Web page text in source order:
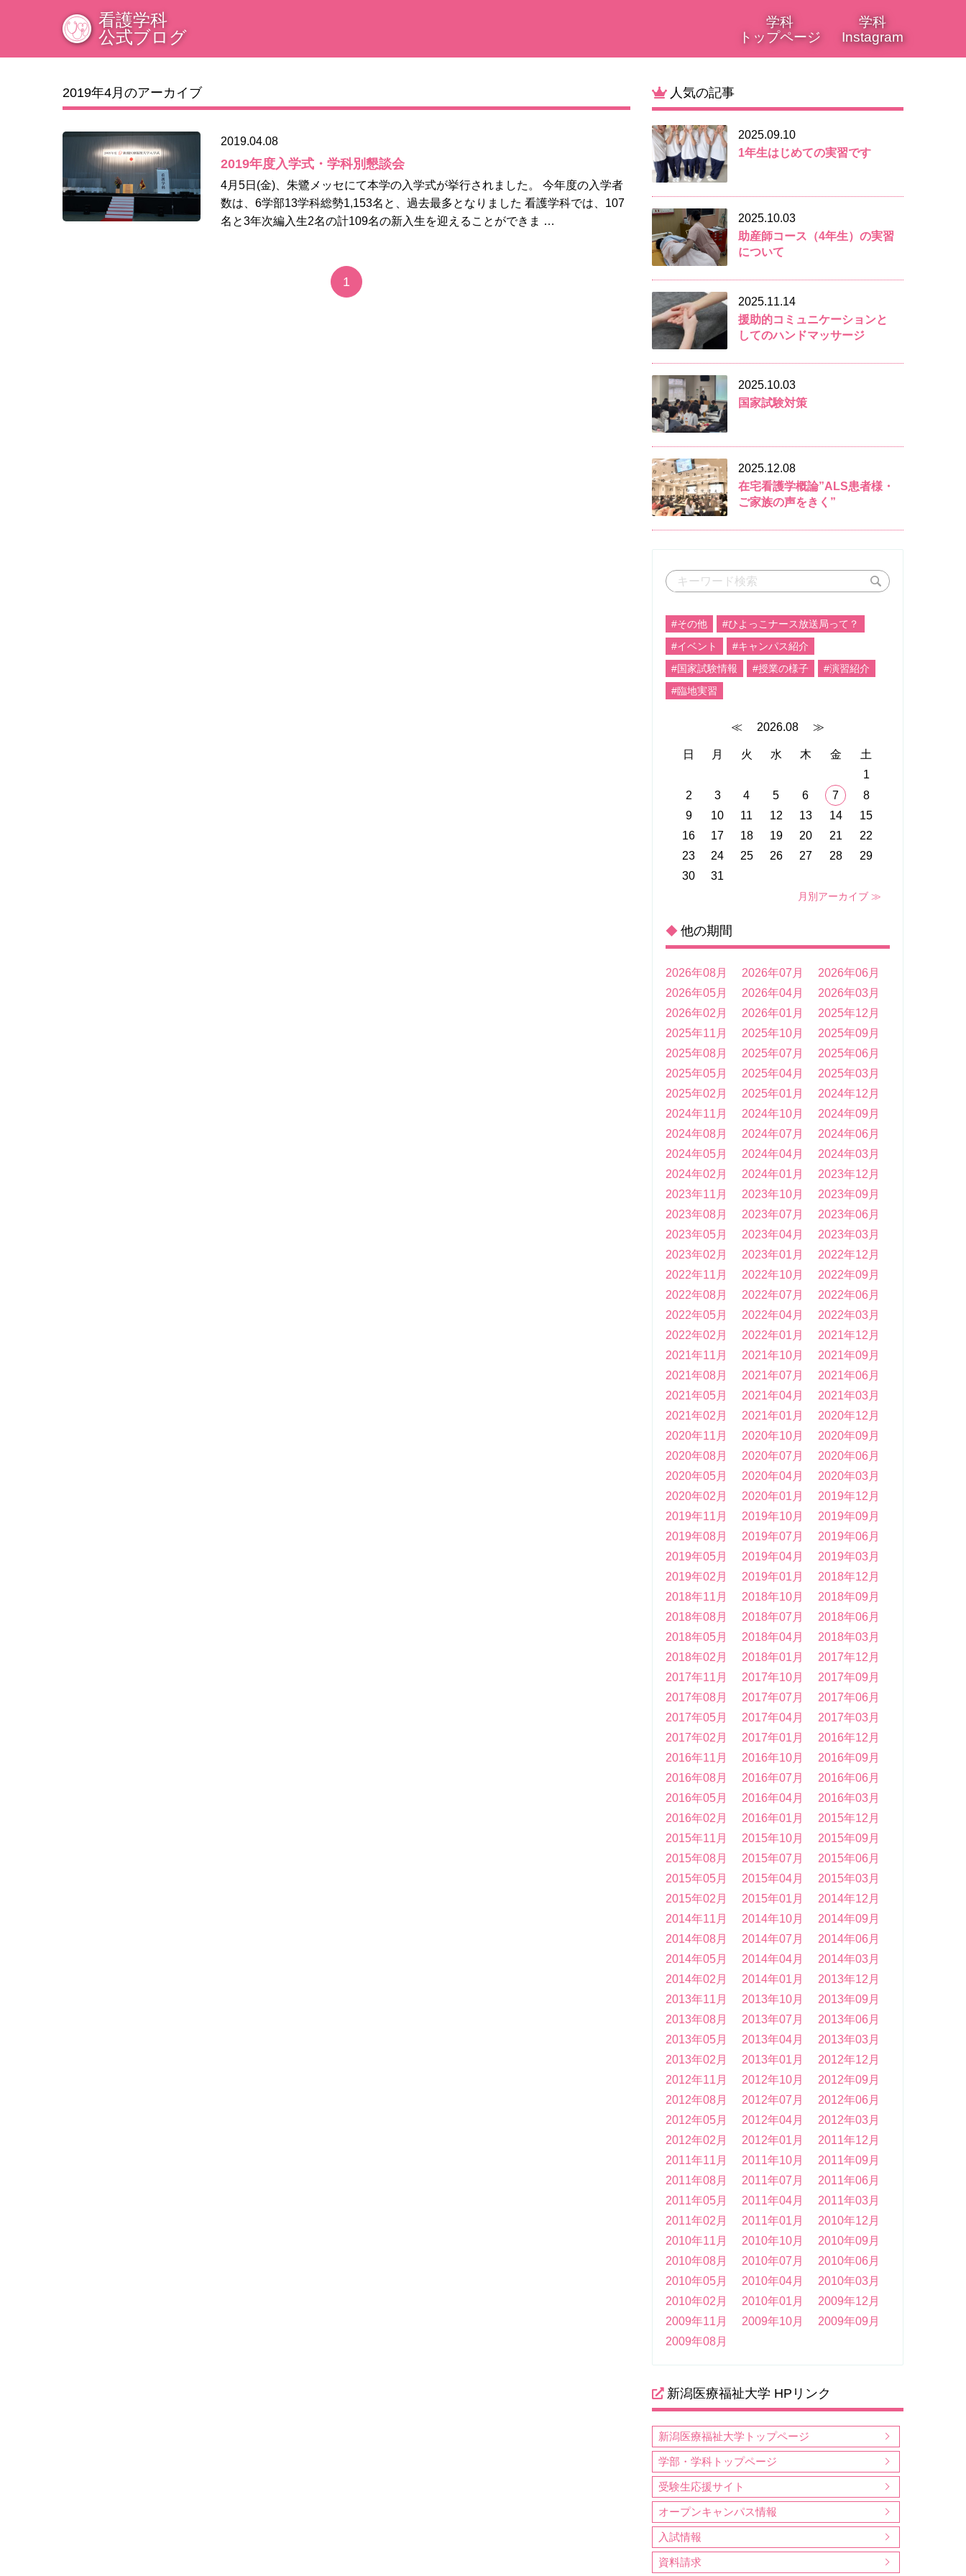
学科
トップページ
学科
Instagram
看護学科
公式ブログ
2019年4月のアーカイブ
2019.04.08
2019年度入学式・学科別懇談会
4月5日(金)、朱鷺メッセにて本学の入学式が挙行されました。 今年度の入学者
数は、6学部13学科総勢1,153名と、過去最多となりました 看護学科では、107
名と3年次編入生2名の計109名の新入生を迎えることができま …
1
人気の記事
2025.09.10
1年生はじめての実習です
2025.10.03
助産師コース（4年生）の実習
について
2025.11.14
援助的コミュニケーションと
してのハンドマッサージ
2025.10.03
国家試験対策
2025.12.08
在宅看護学概論”ALS患者様・
ご家族の声をきく”
#その他
#ひよっこナース放送局って？
#イベント
#キャンパス紹介
#国家試験情報
#授業の様子
#演習紹介
#臨地実習
≪ 2026.08 ≫
日 月 火 水 木 金
土
1
2
3 4 5 6 7
8
9
10 11 12 13 14
15
16
17 18 19 20 21
22
23
24 25 26 27 28
29
30
31
月別アーカイブ ≫
◆ 他の期間
2026年08月 2026年07月
2026年06月
2026年05月
2026年04月
2026年03月
2026年02月
2026年01月
2025年12月
2025年11月
2025年10月
2025年09月
2025年08月
2025年07月
2025年06月
2025年05月
2025年04月
2025年03月
2025年02月
2025年01月
2024年12月
2024年11月
2024年10月
2024年09月
2024年08月
2024年07月
2024年06月
2024年05月
2024年04月
2024年03月
2024年02月
2024年01月
2023年12月
2023年11月
2023年10月
2023年09月
2023年08月
2023年07月
2023年06月
2023年05月
2023年04月
2023年03月
2023年02月
2023年01月
2022年12月
2022年11月
2022年10月
2022年09月
2022年08月
2022年07月
2022年06月
2022年05月
2022年04月
2022年03月
2022年02月
2022年01月
2021年12月
2021年11月
2021年10月
2021年09月
2021年08月
2021年07月
2021年06月
2021年05月
2021年04月
2021年03月
2021年02月
2021年01月
2020年12月
2020年11月
2020年10月
2020年09月
2020年08月
2020年07月
2020年06月
2020年05月
2020年04月
2020年03月
2020年02月
2020年01月
2019年12月
2019年11月
2019年10月
2019年09月
2019年08月
2019年07月
2019年06月
2019年05月
2019年04月
2019年03月
2019年02月
2019年01月
2018年12月
2018年11月
2018年10月
2018年09月
2018年08月
2018年07月
2018年06月
2018年05月
2018年04月
2018年03月
2018年02月
2018年01月
2017年12月
2017年11月
2017年10月
2017年09月
2017年08月
2017年07月
2017年06月
2017年05月
2017年04月
2017年03月
2017年02月
2017年01月
2016年12月
2016年11月
2016年10月
2016年09月
2016年08月
2016年07月
2016年06月
2016年05月
2016年04月
2016年03月
2016年02月
2016年01月
2015年12月
2015年11月
2015年10月
2015年09月
2015年08月
2015年07月
2015年06月
2015年05月
2015年04月
2015年03月
2015年02月
2015年01月
2014年12月
2014年11月
2014年10月
2014年09月
2014年08月
2014年07月
2014年06月
2014年05月
2014年04月
2014年03月
2014年02月
2014年01月
2013年12月
2013年11月
2013年10月
2013年09月
2013年08月
2013年07月
2013年06月
2013年05月
2013年04月
2013年03月
2013年02月
2013年01月
2012年12月
2012年11月
2012年10月
2012年09月
2012年08月
2012年07月
2012年06月
2012年05月
2012年04月
2012年03月
2012年02月
2012年01月
2011年12月
2011年11月
2011年10月
2011年09月
2011年08月
2011年07月
2011年06月
2011年05月
2011年04月
2011年03月
2011年02月
2011年01月
2010年12月
2010年11月
2010年10月
2010年09月
2010年08月
2010年07月
2010年06月
2010年05月
2010年04月
2010年03月
2010年02月
2010年01月
2009年12月
2009年11月
2009年10月
2009年09月
2009年08月
新潟医療福祉大学 HPリンク
新潟医療福祉大学トップページ
学部・学科トップページ
受験生応援サイト
オープンキャンパス情報
入試情報
資料請求